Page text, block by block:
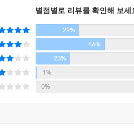
른 휴일이 당신을 살게 하는 동력이
당신은 오늘부터 자신에게 관대해지는
이 ‘이 사람도 이러고 사는구나’를
기를 바란다. 그럼으로 인해 각자가
별점별로 리뷰를 확인해 보세
29%
46%
23%
1%
0%